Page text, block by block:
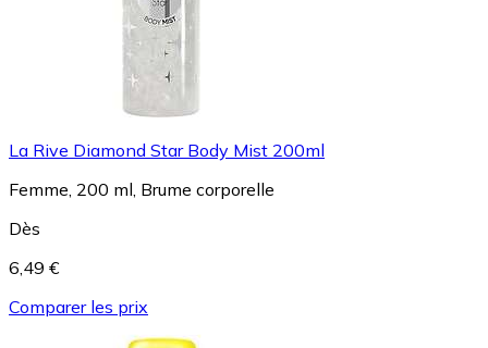
La Rive Diamond Star Body Mist 200ml
Femme, 200 ml, Brume corporelle
Dès
6,49 €
Comparer les prix